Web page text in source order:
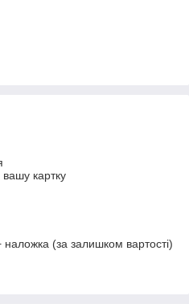
картку
(за залишком вартості)